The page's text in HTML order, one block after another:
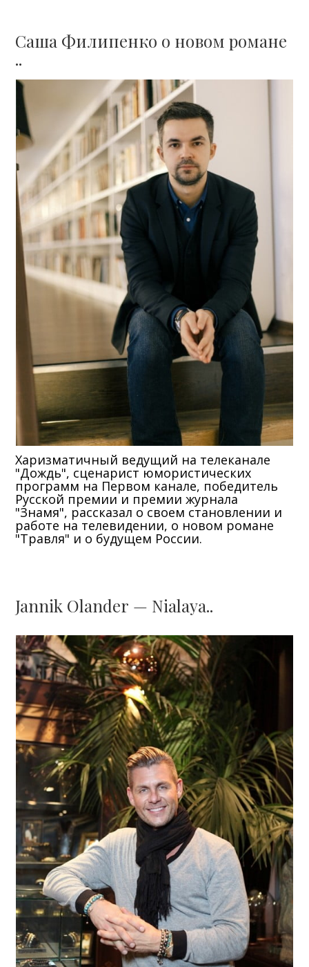
Саша Филипенко о новом романе
..
Харизматичный ведущий на телеканале
"Дождь", сценарист юмористических
программ на Первом канале, победитель
Русской премии и премии журнала
"Знамя", рассказал о своем становлении и
работе на телевидении, о новом романе
"Травля" и о будущем России.
Jannik Olander — Nialaya..